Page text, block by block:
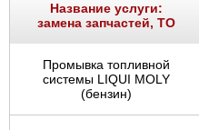
Название услуги:
замена запчастей, ТО
Промывка топливной
системы LIQUI MOLY
(бензин)